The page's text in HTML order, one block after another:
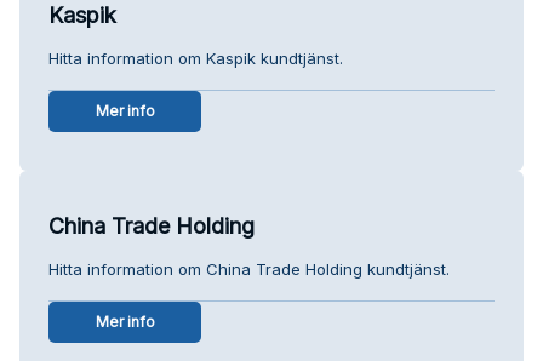
Kaspik
Hitta information om Kaspik kundtjänst.
Mer info
China Trade Holding
Hitta information om China Trade Holding kundtjänst.
Mer info